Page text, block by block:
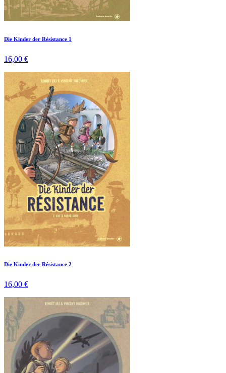
Die Kinder der Résistance 1
16,00 €
Die Kinder der Résistance 2
16,00 €